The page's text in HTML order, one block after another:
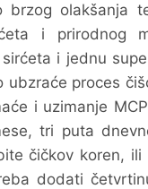
olakšanja
i prirodnog
i jednu
ubzraće proces
i uzimanje
tri puta
čičkov koren, ili
dodati